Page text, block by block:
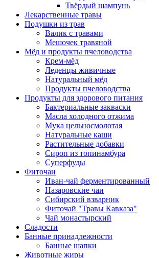
Твёрдый шампунь
Лекарственные травы
Подушки из трав
Валик с травами
Мешочек травяной
Мёд и продукты пчеловодства
Крем-мёд
Леденцы живичные
Натуральный мёд
Продукты пчеловодства
Продукты для здорового питания
Бактериальные закваски
Масла холодного отжима
Мука цельносмолотая
Натуральные каши
Растительные добавки
Сироп из топинамбура
Суперфуды
Фиточаи
Иван-чай ферментированный
Назаровские чаи
Сибирский взварник
Фиточай "Травы Кавказа"
Чай монастырский
Сладости
Банные принадлежности
Банные шапки
Животные жиры